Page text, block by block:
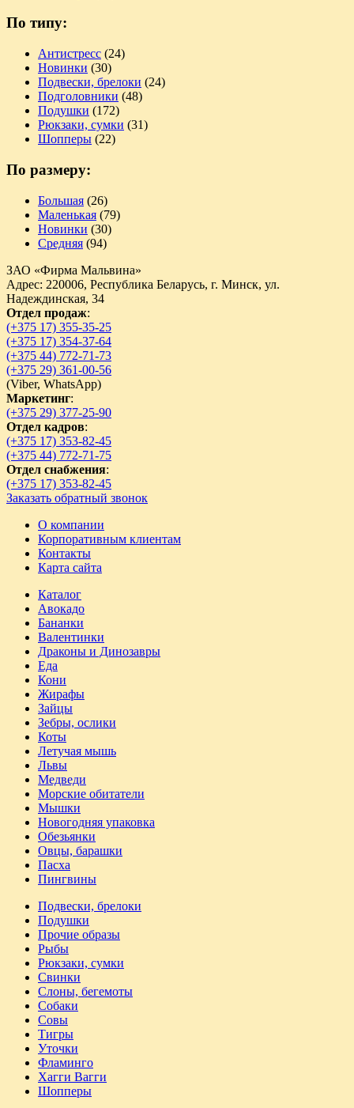
По типу:
Антистресс (24)
Новинки (30)
Подвески, брелоки (24)
Подголовники (48)
Подушки (172)
Рюкзаки, сумки (31)
Шопперы (22)
По размеру:
Большая (26)
Маленькая (79)
Новинки (30)
Средняя (94)
ЗАО «Фирма Мальвина»
Адрес: 220006, Республика Беларусь, г. Минск, ул.
Надеждинская, 34
Отдел продаж:
(+375 17) 355-35-25
(+375 17) 354-37-64
(+375 44) 772-71-73
(+375 29) 361-00-56
(Viber, WhatsApp)
Маркетинг:
(+375 29) 377-25-90
Отдел кадров:
(+375 17) 353-82-45
(+375 44) 772-71-75
Отдел снабжения:
(+375 17) 353-82-45
Заказать обратный звонок
О компании
Корпоративным клиентам
Контакты
Карта сайта
Каталог
Авокадо
Бананки
Валентинки
Драконы и Динозавры
Еда
Кони
Жирафы
Зайцы
Зебры, ослики
Коты
Летучая мышь
Львы
Медведи
Морские обитатели
Мышки
Новогодняя упаковка
Обезьянки
Овцы, барашки
Пасха
Пингвины
Подвески, брелоки
Подушки
Прочие образы
Рыбы
Рюкзаки, сумки
Свинки
Слоны, бегемоты
Собаки
Совы
Тигры
Уточки
Фламинго
Хагги Вагги
Шопперы